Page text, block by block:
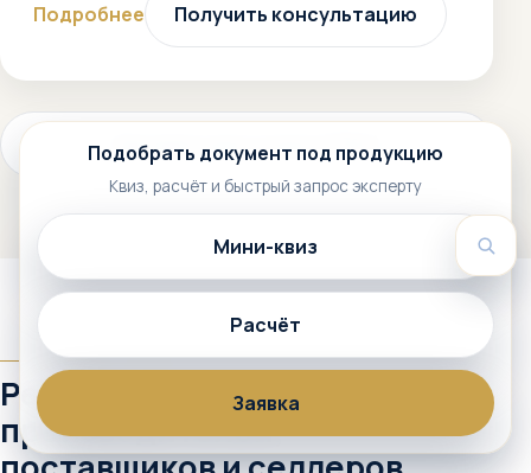
Подробнее Получить консультацию
Смотреть все услуги (772+)
АУДИТОРИЯ
Решения для
производителей,
Подобрать документ под продукцию
Квиз, расчёт и быстрый запрос эксперту
Мини-квиз
Расчёт
Заявка